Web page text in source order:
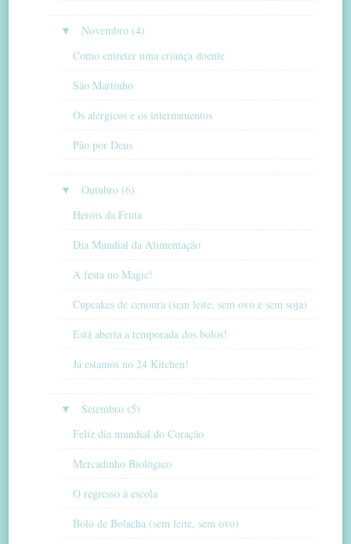
▼
Novembro (4)
Como entreter uma criança doente
São Martinho
Os alérgicos e os internamentos
Pão por Deus
▼
Outubro (6)
Heróis da Fruta
Dia Mundial da Alimentação
A festa no Magic!
Cupcakes de cenoura (sem leite, sem ovo e sem soja)
Está aberta a temporada dos bolos!
Já estamos no 24 Kitchen!
▼
Setembro (5)
Feliz dia mundial do Coração
Mercadinho Biológico
O regresso à escola
Bolo de Bolacha (sem leite, sem ovo)